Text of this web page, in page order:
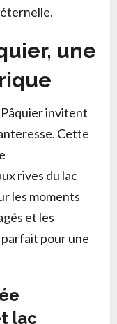
une
invitent
Cette
rives du lac
les moments
et les
pour une
lac